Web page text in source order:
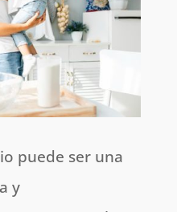
puede ser una
y